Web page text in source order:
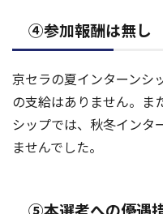
④参加報酬は無し
京セラの夏インターンシ
の支給はありません。ま
シップでは、秋冬インタ
ませんでした。
⑤本選考への優遇